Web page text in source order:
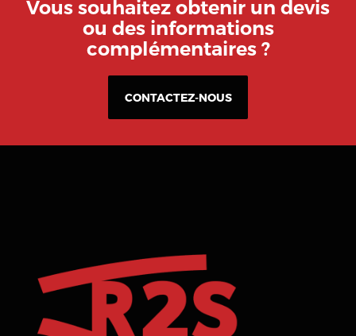
Vous souhaitez obtenir un devis
ou des informations
complémentaires ?
CONTACTEZ-NOUS